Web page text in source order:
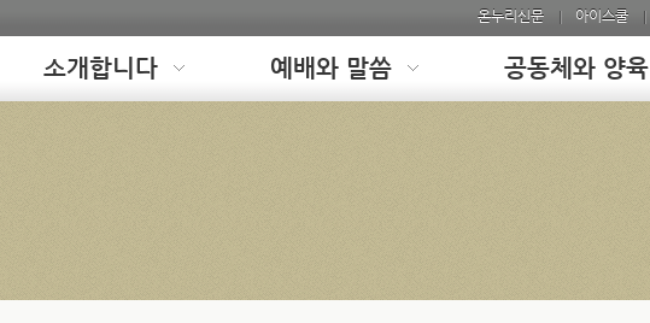
온누리신문 아이스쿨
소개합니다 예배와 말씀 공동체와 양육